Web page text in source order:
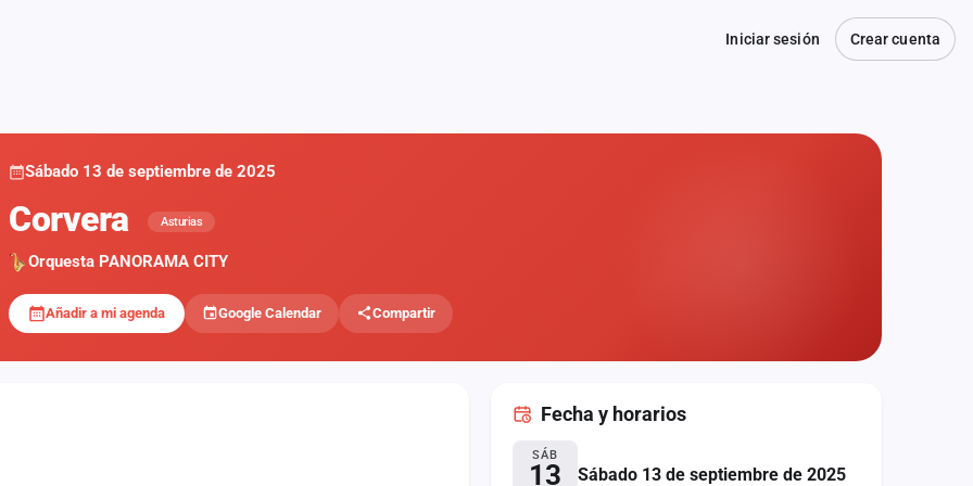
Iniciar sesión Crear cuenta
Sábado 13 de septiembre de 2025
Corvera Asturias
Orquesta PANORAMA CITY
Añadir a mi agenda Google Calendar Compartir
Fecha y horarios
SÁB
13 Sábado 13 de septiembre de 2025